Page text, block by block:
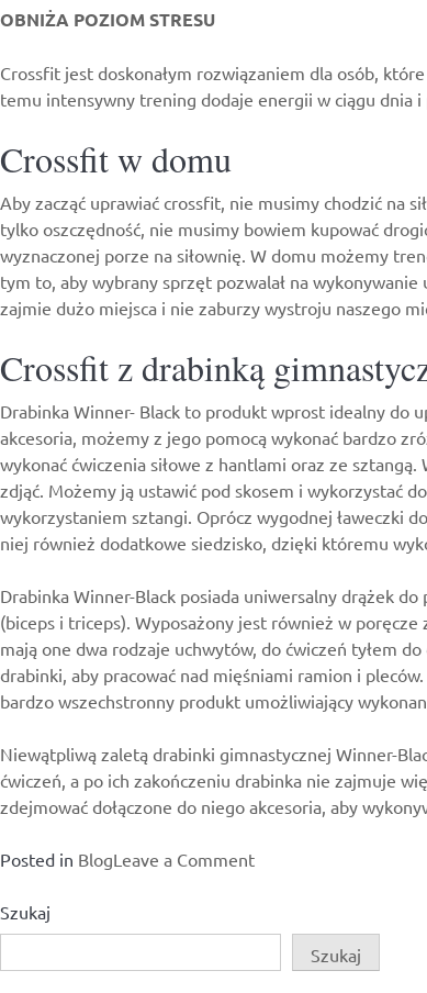
OBNIŻA POZIOM STRESU
Crossfit jest doskonałym rozwiązaniem dla osób,
temu intensywny trening dodaje energii w ciągu dnia i
Crossfit w domu
Aby zacząć uprawiać crossfit, nie musimy chodzić na
tylko oszczędność, nie musimy bowiem kupować
wyznaczonej porze na siłownię. W domu możemy
tym to, aby wybrany sprzęt pozwalał na
zajmie dużo miejsca i nie zaburzy wystroju naszego
Crossfit z drabinką
Drabinka Winner- Black to produkt wprost idealny do
akcesoria, możemy z jego pomocą wykonać bardzo
wykonać ćwiczenia siłowe z hantlami oraz ze
zdjąć. Możemy ją ustawić pod skosem i wykorzystać
wykorzystaniem sztangi. Oprócz wygodnej ławeczki
niej również dodatkowe siedzisko, dzięki któremu
Drabinka Winner-Black posiada uniwersalny drążek
(biceps i triceps). Wyposażony jest również w
mają one dwa rodzaje uchwytów, do ćwiczeń tyłem
drabinki, aby pracować nad mięśniami ramion i
bardzo wszechstronny produkt umożliwiający
Niewątpliwą zaletą drabinki gimnastycznej Winner-
ćwiczeń, a po ich zakończeniu drabinka nie zajmuje
zdejmować dołączone do niego akcesoria, aby
Posted in BlogLeave a Commenton
do
uprawiania
Szukaj
Szukaj